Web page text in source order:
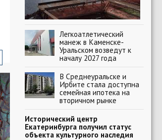
Легкоатлетический
манеж в Каменске-
Уральском возведут к
началу 2027 года
В Среднеуральске и
Ирбите стала доступна
семейная ипотека на
вторичном рынке
Исторический центр
Екатеринбурга получил статус
объекта культурного наследия